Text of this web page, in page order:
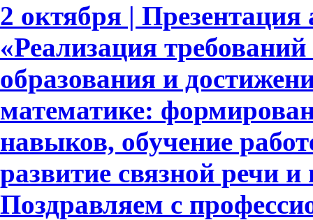
2 октября | Презентация
«Реализация
образования и
математике:
навыков, обучение
развитие связной речи
Поздравляем с